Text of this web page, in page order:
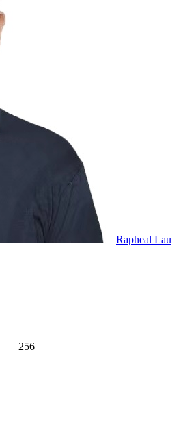
Rapheal Lau
256